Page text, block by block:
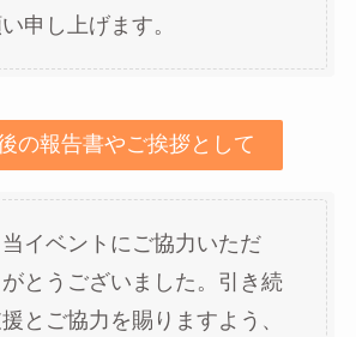
申し上げます。
の報告書やご挨拶として
イベントにご協力いただ
とうございました。引き続
とご協力を賜りますよう、